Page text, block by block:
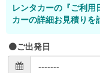
レンタカーの『ご利
カーの詳細お見積りを
ご出発日